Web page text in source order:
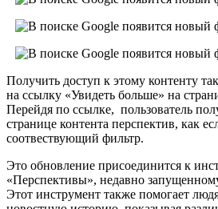
Получить доступ к этому контенту
на ссылку «Увидеть больше» на
Перейдя по ссылке, пользователь
странице контента перспектив, как
соотвествующий фильтр.
Это обновление присоединится к
«Перспективы», недавно
Этот инструмент также помогает